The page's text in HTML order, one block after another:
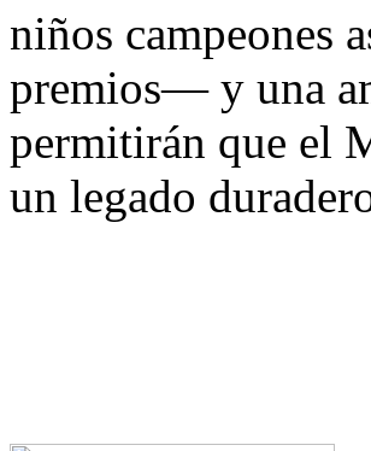
niños campeones
premios— y una
permitirán que el
un legado